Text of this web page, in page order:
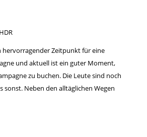
hervorragender Zeitpunkt für eine
und aktuell ist ein guter Moment,
zu buchen. Die Leute sind noch
sonst. Neben den alltäglichen Wegen